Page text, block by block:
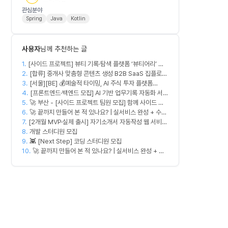
관심분야
Spring Java Kotlin
사용자님께 추천하는 글
1. [사이드 프로젝트] 뷰티 기록·탐색 플랫폼 ‘뷰티어리’ 디
자이너·프론트엔드·백엔드 팀원을 모집합니다
2. [합류] 중개사 맞춤형 콘텐츠 생성 B2B SaaS 집플로우
과 함께 하실 멤버를 모집합니다!
3. [서울][BE] 💰예술적 타이밍, AI 주식 투자 플랫폼
(Spring)
4. [프론트엔드·백엔드 모집] AI 기반 업무기록 자동화 서비
스 MVP 개발
5. 🚀 부산 - [사이드 프로젝트 팀원 모집] 함께 사이드 프
로젝트 진행할 팀원 모집합니다. 🚀
6. 🚀 끝까지 만들어 본 적 있나요? | 실서비스 완성 + 수익
창출 모임 💰
7. [2개월 MVP·실제 출시] 자기소개서 자동작성 웹 서비스
디자이너·프론트엔드·백엔드·AI 엔지니어 모집
8. 개발 스터디원 모집
9. 👾 [Next Step] 코딩 스터디원 모집
10. 🚀 끝까지 만들어 본 적 있나요? | 실서비스 완성 + 수